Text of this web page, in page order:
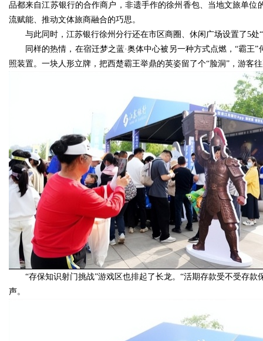
品都来自江苏银行的合作商户，非遗手作的徐州香包、当地文旅单
流赋能、推动文体旅商融合的巧思。
与此同时，江苏银行徐州分行还在市区商圈、休闲广场设置了5
同样的热情，在宿迁梦之蓝·奥体中心被另一种方式点燃，“霸
照装置。一块人形立牌，把西楚霸王举鼎的英姿留了个“脸洞”，游客
“存保知识射门挑战”游戏区也排起了长龙。“活期存款受不受存
声。